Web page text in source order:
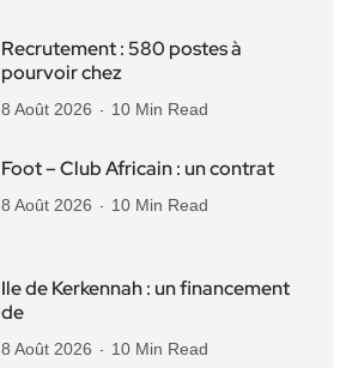
Recrutement : 580 postes à
pourvoir chez
8 Août 2026 10 Min Read
Foot – Club Africain : un contrat
8 Août 2026 10 Min Read
Ile de Kerkennah : un financement
de
8 Août 2026 10 Min Read